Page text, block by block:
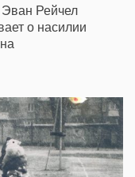
Рейчел
о насилии